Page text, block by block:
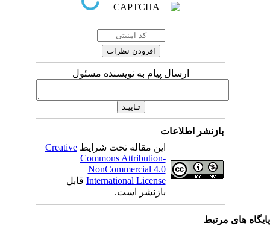
ارسال پیام به نویسنده مسئول
بازنشر اطلاعات
این مقاله تحت شرایط Creative
Commons Attribution-
NonCommercial 4.0
International Licenseقابل
بازنشر است.
های مرتبط